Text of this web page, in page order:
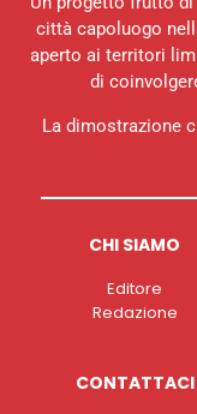
città capoluogo
aperto ai territori
di
La dimostrazione
CHI SIAMO
Editore
Redazione
CONTATTACI